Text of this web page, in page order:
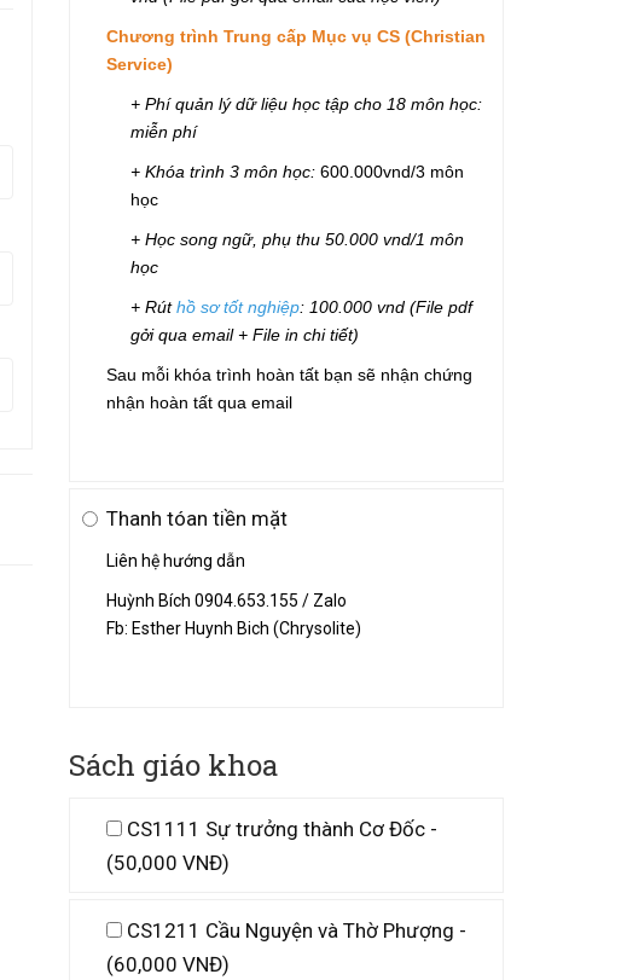
Chương trình Trung cấp Mục vụ CS (Christian
Service)
+ Phí quản lý dữ liệu học tập cho 18 môn học:
miễn phí
+ Khóa trình 3 môn học: 600.000vnd/3 môn
học
+ Học song ngữ, phụ thu 50.000 vnd/1 môn
học
+ Rúthồ sơ tốt nghiệp: 100.000 vnd (File pdf
gởi qua email + File in chi tiết)
Sau mỗi khóa trình hoàn tất bạn sẽ nhận chứng
nhận hoàn tất qua email
Thanh tóan tiền mặt
Liên hệ hướng dẫn
Huỳnh Bích 0904.653.155 / Zalo
​Fb: Esther Huynh Bich (Chrysolite)
Sách giáo khoa
CS1111 Sự trưởng thành Cơ Đốc -
(50,000 VNĐ)
CS1211 Cầu Nguyện và Thờ Phượng -
(60,000 VNĐ)